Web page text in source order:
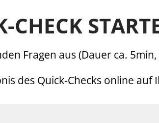
CHECK
Fragen aus (Dauer ca.
des Quick-Checks online auf